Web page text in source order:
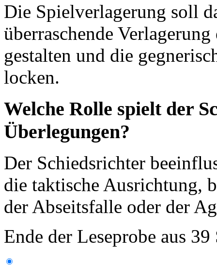
Die Spielverlagerung soll
überraschende
gestalten und die
locken.
Welche Rolle spielt der
Überlegungen?
Der Schiedsrichter
die taktische Ausrichtung,
der Abseitsfalle oder der
Ende der Leseprobe aus